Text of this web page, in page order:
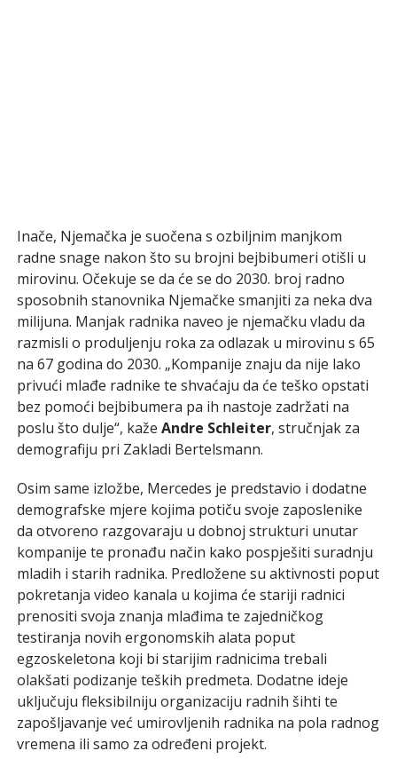
Inače, Njemačka je suočena s ozbiljnim manjkom
radne snage nakon što su brojni bejbibumeri otišli u
mirovinu. Očekuje se da će se do 2030. broj radno
sposobnih stanovnika Njemačke smanjiti za neka dva
milijuna. Manjak radnika naveo je njemačku vladu da
razmisli o produljenju roka za odlazak u mirovinu s 65
na 67 godina do 2030. „Kompanije znaju da nije lako
privući mlađe radnike te shvaćaju da će teško opstati
bez pomoći bejbibumera pa ih nastoje zadržati na
poslu što dulje“, kaže Andre Schleiter, stručnjak za
demografiju pri Zakladi Bertelsmann.
Osim same izložbe, Mercedes je predstavio i dodatne
demografske mjere kojima potiču svoje zaposlenike
da otvoreno razgovaraju u dobnoj strukturi unutar
kompanije te pronađu način kako pospješiti suradnju
mladih i starih radnika. Predložene su aktivnosti poput
pokretanja video kanala u kojima će stariji radnici
prenositi svoja znanja mlađima te zajedničkog
testiranja novih ergonomskih alata poput
egzoskeletona koji bi starijim radnicima trebali
olakšati podizanje teških predmeta. Dodatne ideje
uključuju fleksibilniju organizaciju radnih šihti te
zapošljavanje već umirovljenih radnika na pola radnog
vremena ili samo za određeni projekt.